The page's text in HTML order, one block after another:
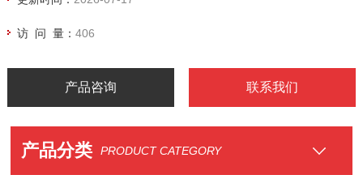
访 问 量： 406
产品咨询 联系我们
产品分类 PRODUCT CATEGORY